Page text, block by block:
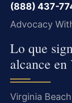
(888) 437-
Advocacy
Lo que
alcance
Virginia